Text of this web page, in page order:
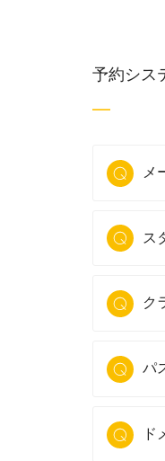
予約シス
メ
ス
ク
パ
ド